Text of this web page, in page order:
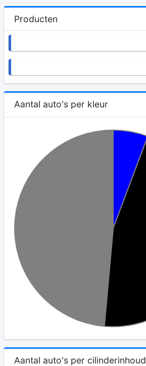
Producten
Aantal auto's per kleur
Aantal auto's per cilinderinhoud